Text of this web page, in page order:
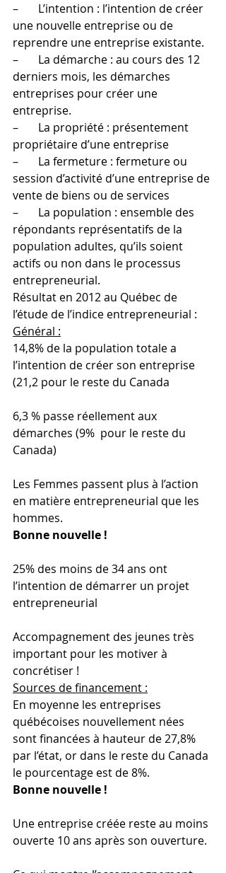
–       L’intention : l’intention de créer
une nouvelle entreprise ou de
reprendre une entreprise existante.
–       La démarche : au cours des 12
derniers mois, les démarches
entreprises pour créer une
entreprise.
–       La propriété : présentement
propriétaire d’une entreprise
–       La fermeture : fermeture ou
session d’activité d’une entreprise de
vente de biens ou de services
–       La population : ensemble des
répondants représentatifs de la
population adultes, qu’ils soient
actifs ou non dans le processus
entrepreneurial.
Résultat en 2012 au Québec de
l’étude de l’indice entrepreneurial :
Général :
14,8% de la population totale a
l’intention de créer son entreprise
(21,2 pour le reste du Canada
6,3 % passe réellement aux
démarches (9%  pour le reste du
Canada)
Les Femmes passent plus à l’action
en matière entrepreneurial que les
hommes.
Bonne nouvelle !
25% des moins de 34 ans ont
l’intention de démarrer un projet
entrepreneurial
Accompagnement des jeunes très
important pour les motiver à
concrétiser !
Sources de financement :
En moyenne les entreprises
québécoises nouvellement nées
sont financées à hauteur de 27,8%
par l’état, or dans le reste du Canada
le pourcentage est de 8%.
Bonne nouvelle !
Une entreprise créée reste au moins
ouverte 10 ans après son ouverture.